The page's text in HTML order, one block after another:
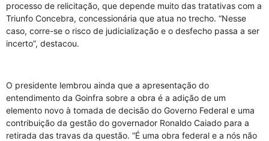
processo de relicitação, que depende muito das tratativas com a
Triunfo Concebra, concessionária que atua no trecho. “Nesse
caso, corre-se o risco de judicialização e o desfecho passa a ser
incerto”, destacou.
O presidente lembrou ainda que a apresentação do
entendimento da Goinfra sobre a obra é a adição de um
elemento novo à tomada de decisão do Governo Federal e uma
contribuição da gestão do governador Ronaldo Caiado para a
retirada das travas da questão. “É uma obra federal e a nós não